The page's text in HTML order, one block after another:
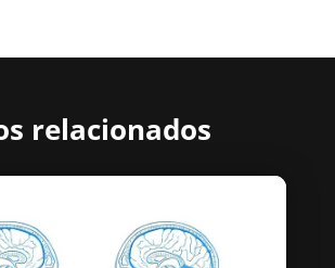
relacionados